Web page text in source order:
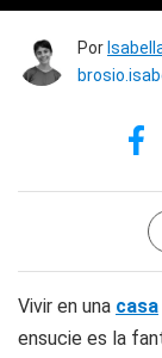
Por
Vivir en una casa
ensucie es la